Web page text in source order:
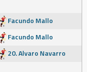
Facundo Mallo
Facundo Mallo
20. Alvaro Navarro